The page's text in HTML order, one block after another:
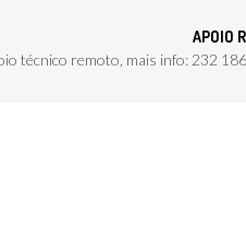
APOIO
técnico remoto, mais info: 232